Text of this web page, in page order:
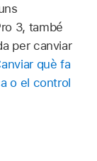
3, també
per canviar
què fa
o el control